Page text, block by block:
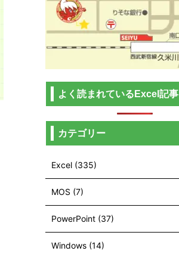
よく読まれているExcel記事
カテゴリー
Excel (335)
MOS (7)
PowerPoint (37)
Windows (14)